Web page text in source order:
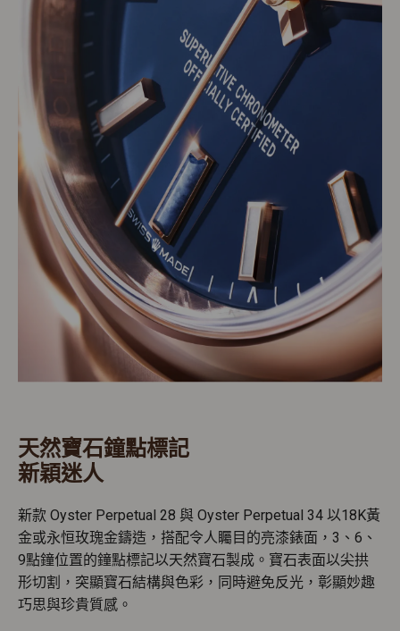
天然寶石鐘點標記
新穎迷人
新款 Oyster Perpetual 28 與 Oyster Perpetual 34 以18K黃
金或永恒玫瑰金鑄造，搭配令人矚目的亮漆錶面，3、6、
9點鐘位置的鐘點標記以天然寶石製成。寶石表面以尖拱
形切割，突顯寶石結構與色彩，同時避免反光，彰顯妙趣
巧思與珍貴質感。